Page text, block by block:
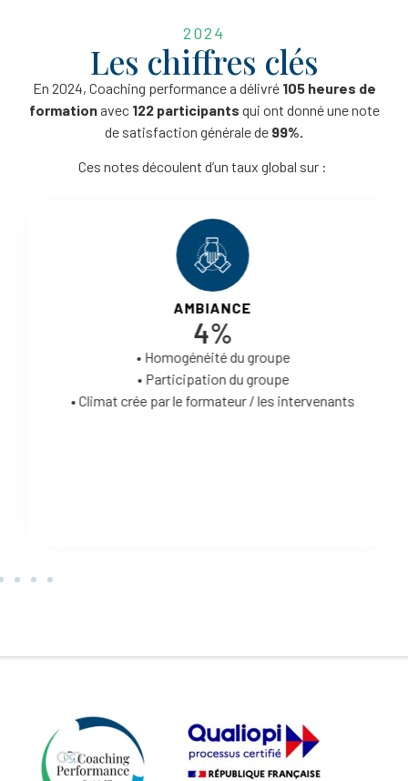
2024
Les chiffres clés
En 2024, Coaching performance a délivré 105 heures de
formation avec 122 participants qui ont donné une note
de satisfaction générale de 99%.
Ces notes découlent d’un taux global sur :
AMBIANCE
82%
• Homogénéité du groupe
•Participation du groupe
• Climat crée par le formateur / les intervenants